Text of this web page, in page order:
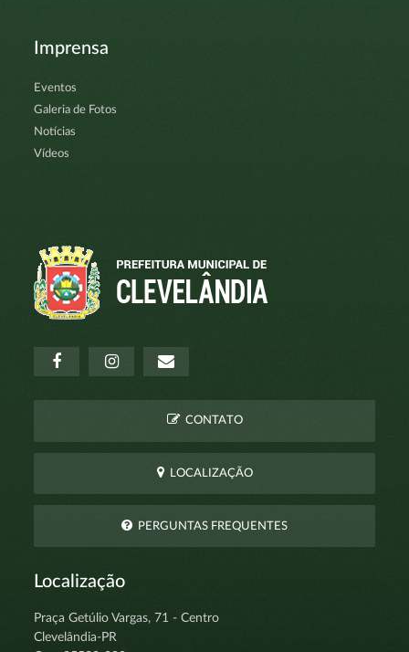
Imprensa
Eventos
Galeria de Fotos
Notícias
Vídeos
CONTATO
LOCALIZAÇÃO
PERGUNTAS FREQUENTES
Localização
Praça Getúlio Vargas, 71 - Centro
Clevelândia-PR